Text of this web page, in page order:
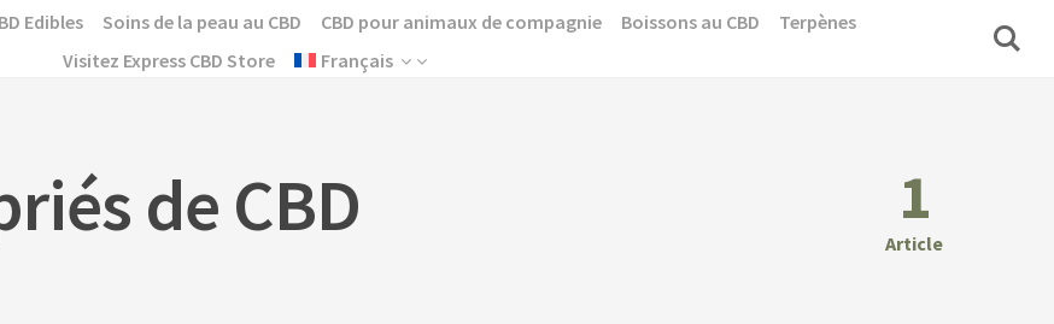
Edibles Soins de la peau au CBD CBD pour animaux de compagnie Boissons au CBD
Terpènes
Visitez Express CBD Store
Français
de CBD 1
Article